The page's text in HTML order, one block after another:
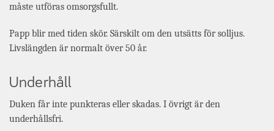
måste utföras omsorgsfullt.
Papp blir med tiden skör. Särskilt om den utsätts för solljus.
Livslängden är normalt över 50 år.
Underhåll
Duken får inte punkteras eller skadas. I övrigt är den
underhållsfri.